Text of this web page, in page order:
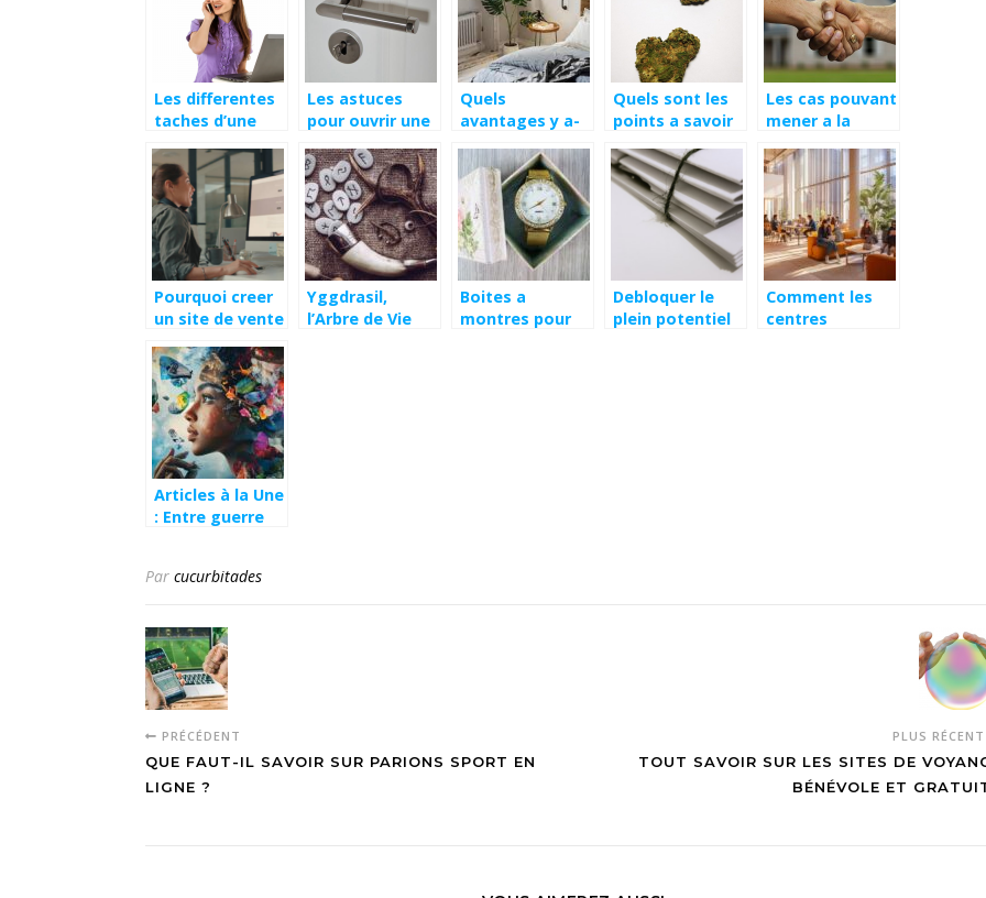
Les differentes
taches d’une
direction
Les astuces
pour ouvrir une
Quels
avantages y a-
chauffage ?
Quels sont les
points a savoir
a base de CBD ?
Les cas pouvant
mener a la
votre assurance
habitation
Pourquoi creer
un site de vente
Yggdrasil,
l’Arbre de Vie
Boites a
montres pour
Debloquer le
plein potentiel
Comment les
centres
Articles à la Une
: Entre guerre
diplomatiques,
enjeux
géopolitiques
majeurs
Par cucurbitades
PRÉCÉDENT
QUE FAUT-IL SAVOIR SUR PARIONS SPORT EN
LIGNE ?
PLUS RÉCENT
TOUT SAVOIR SUR LES SITES DE
BÉNÉVOLE ET